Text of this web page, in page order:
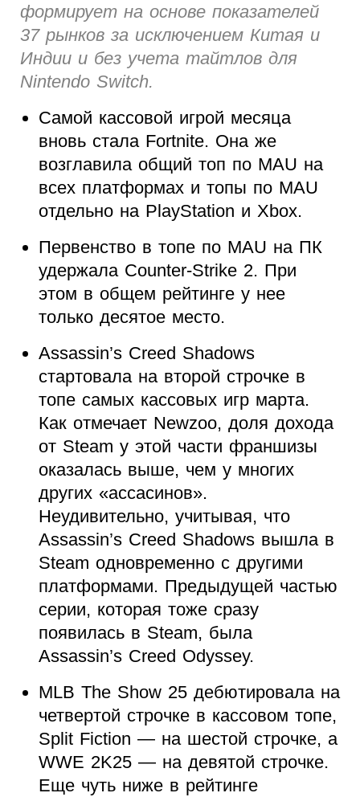
формирует на основе показателей
37 рынков за исключением Китая и
Индии и без учета тайтлов для
Nintendo Switch.
Самой кассовой игрой месяца
вновь стала Fortnite. Она же
возглавила общий топ по MAU на
всех платформах и топы по MAU
отдельно на PlayStation и Xbox.
Первенство в топе по MAU на ПК
удержала Counter-Strike 2. При
этом в общем рейтинге у нее
только десятое место.
Assassin’s Creed Shadows
стартовала на второй строчке в
топе самых кассовых игр марта.
Как отмечает Newzoo, доля дохода
от Steam у этой части франшизы
оказалась выше, чем у многих
других «ассасинов».
Неудивительно, учитывая, что
Assassin’s Creed Shadows вышла в
Steam одновременно с другими
платформами. Предыдущей частью
серии, которая тоже сразу
появилась в Steam, была
Assassin’s Creed Odyssey.
MLB The Show 25 дебютировала на
четвертой строчке в кассовом топе,
Split Fiction — на шестой строчке, а
WWE 2K25 — на девятой строчке.
Еще чуть ниже в рейтинге